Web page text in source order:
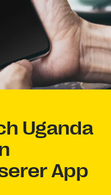
Uganda
App